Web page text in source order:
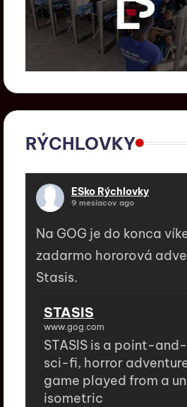
RÝCHLOVKY
ESko Rýchlovky
9 mesiacov ago
Na GOG je do konca
zadarmo hororová
Stasis.
STASIS
www.gog.com
STASIS is a point-
sci-fi, horror
game played from a
isometric